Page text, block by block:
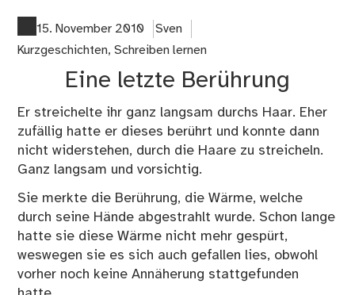
15. November 2010
Sven
Kurzgeschichten,Schreiben lernen
Eine letzte Berührung
Er streichelte ihr ganz langsam durchs Haar. Eher
zufällig hatte er dieses berührt und konnte dann
nicht widerstehen, durch die Haare zu streicheln.
Ganz langsam und vorsichtig.
Sie merkte die Berührung, die Wärme, welche
durch seine Hände abgestrahlt wurde. Schon lange
hatte sie diese Wärme nicht mehr gespürt,
weswegen sie es sich auch gefallen lies, obwohl
vorher noch keine Annäherung stattgefunden